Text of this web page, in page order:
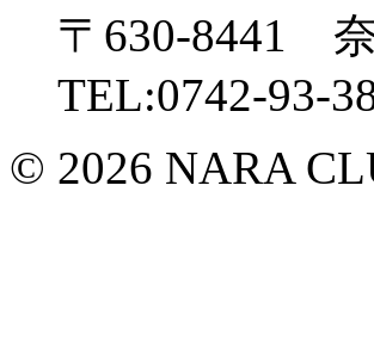
〒630-8441
TEL:0742-93-
© 2026 NARA